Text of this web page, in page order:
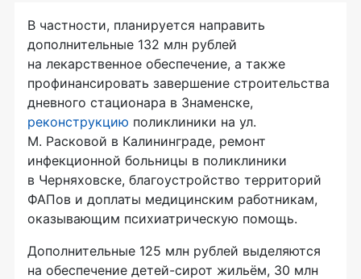
В частности, планируется направить
дополнительные 132 млн рублей
на лекарственное обеспечение, а также
профинансировать завершение строительства
дневного стационара в Знаменске,
реконструкцию поликлиники на ул.
М. Расковой в Калининграде, ремонт
инфекционной больницы в поликлиники
в Черняховске, благоустройство территорий
ФАПов и доплаты медицинским работникам,
оказывающим психиатрическую помощь.
Дополнительные 125 млн рублей выделяются
на обеспечение детей-сирот жильём, 30 млн